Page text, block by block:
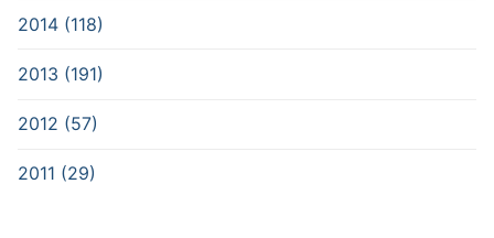
2014 (118)
2013 (191)
2012 (57)
2011 (29)